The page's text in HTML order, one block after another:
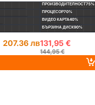
207.36 лв
ПРОИЗВОДИТЕЛНОСТ75%
ПРОЦЕСОР70%
ВИДЕО КАРТА40%
БЪРЗИНА ДИСК90%
131,95 €
144,95 €